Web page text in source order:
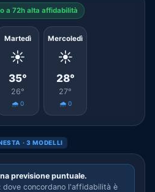
a 72h alta affidabilità
Martedì
☀️
35°
26°
🌧️ 0
Mercoledì
☀️
28°
27°
🌧️ 0
· 3 MODELLI
previsione puntuale.
dove concordano l'affidabilità è